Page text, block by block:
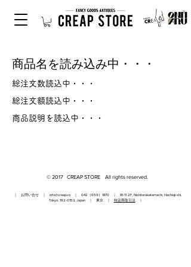
商品名を読み込み中・・・
総注文数読込中・・・
総注文額読込中・・・
商品説明を読込中・・・
© 2017 CREAP STORE All rights reserved.
｜ お問い合せ ｜ info@creap.co｜ 042（659）1870 ｜ 81-11 2F, Nishiterakatamachi, Hachioji-shi,
Tokyo, 192-0153, Japan ｜ 東京 ｜ 特定商取引法｜